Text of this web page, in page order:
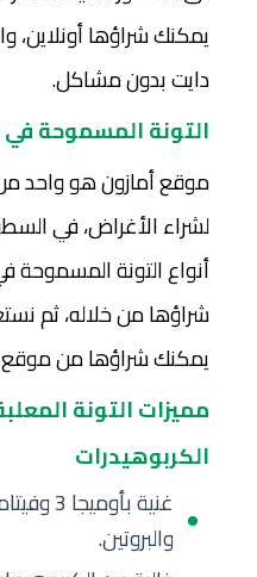
يمكنك شراؤها أونلاين،
دايت بدون مشاكل.
التونة المسموحة
موقع أمازون هو واحد
لشراء الأغراض، في
أنواع التونة المسموحة
شراؤها من خلاله، ثم
يمكنك شراؤها من موقع
مميزات التونة
الكربوهيدرات
غنية
والبروتين.